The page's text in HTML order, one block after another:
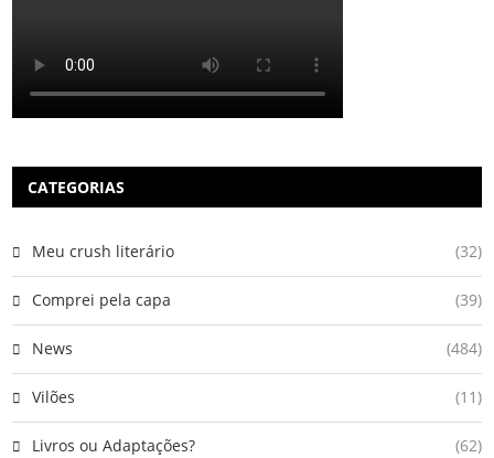
CATEGORIAS
Meu crush literário (32)
Comprei pela capa (39)
News (484)
Vilões (11)
Livros ou Adaptações? (62)